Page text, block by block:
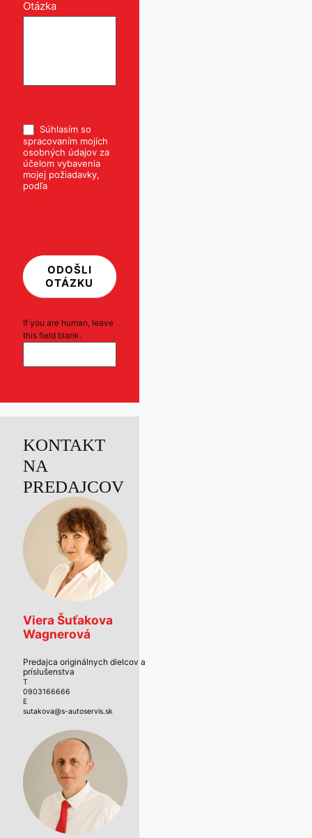
KONTAKT
NA
PREDAJCOV
Viera Šuťakova
Wagnerová
Predajca originálnych dielcov a
príslušenstva
T
0903166666
E
sutakova@s-autoservis.sk
Otázka
Súhlasím so
spracovaním mojích
osobných údajov za
účelom vybavenia
mojej požiadavky,
podľa
ODOŠLI
OTÁZKU
If you are human, leave
this field blank.